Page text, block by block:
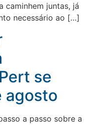
caminhem juntas, já
necessário ao […]
se
agosto
a passo sobre a